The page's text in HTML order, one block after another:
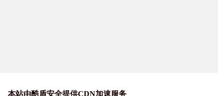
本站由酷盾安全提供CDN加速服务